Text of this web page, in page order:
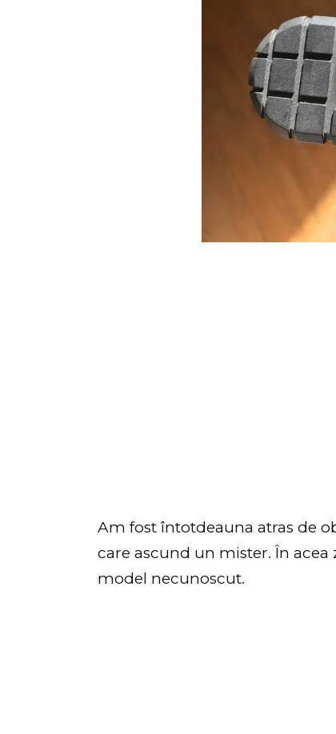
Am fost întotdeauna atras de
care ascund un mister. În
model necunoscut.